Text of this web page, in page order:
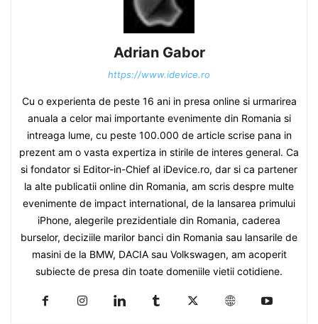
Adrian Gabor
https://www.idevice.ro
Cu o experienta de peste 16 ani in presa online si urmarirea
anuala a celor mai importante evenimente din Romania si
intreaga lume, cu peste 100.000 de article scrise pana in
prezent am o vasta expertiza in stirile de interes general. Ca
si fondator si Editor-in-Chief al iDevice.ro, dar si ca partener
la alte publicatii online din Romania, am scris despre multe
evenimente de impact international, de la lansarea primului
iPhone, alegerile prezidentiale din Romania, caderea
burselor, deciziile marilor banci din Romania sau lansarile de
masini de la BMW, DACIA sau Volkswagen, am acoperit
subiecte de presa din toate domeniile vietii cotidiene.